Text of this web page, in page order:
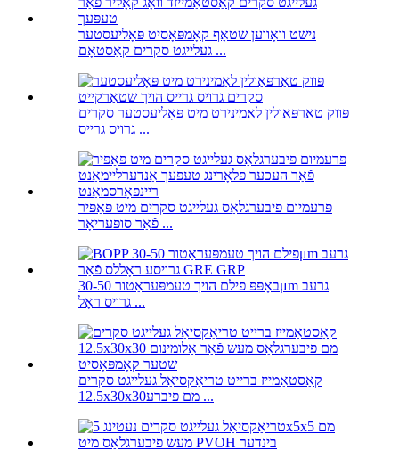
נישט וואָווען שטאָף קאָמפּאָסיט פּאָליעסטער
געלייגט סקרים קאַסטאָם ...
פּווק טאַרפּאַולין לאַמינירט מיט פּאָליעסטער סקרים
גרויס גרייס ...
פּרעמיום פיבערגלאַס געלייגט סקרים מיט פּאַפּיר
פֿאַר סופּעריאָר ...
באָפּפּ פילם הויך טעמפּעראַטור 30-50μm גרעב
גרויס ראָל ...
קאַסטאַמייז ברייט טריאַקסיאַל געלייגט סקרים
12.5x30x30מם פיברע ...